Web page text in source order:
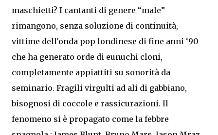
maschietti? I cantanti di genere “male”
rimangono, senza soluzione di continuità,
vittime dell'onda pop londinese di fine anni ‘90
che ha generato orde di eunuchi cloni,
completamente appiattiti su sonorità da
seminario. Fragili virgulti ad ali di gabbiano,
bisognosi di coccole e rassicurazioni. Il
fenomeno si è propagato come la febbre